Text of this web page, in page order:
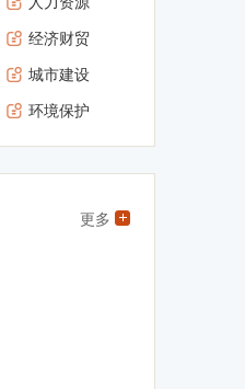
经济财贸
城市建设
环境保护
更多